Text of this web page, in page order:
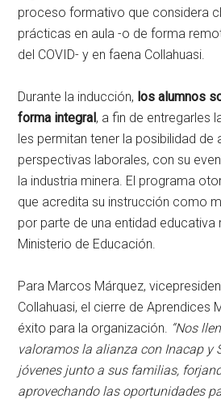
proceso formativo que considera
prácticas en aula -o de forma
del COVID- y en faena Collahuasi.
Durante la inducción, los alumnos
forma integral, a fin de entregarles
les permitan tener la posibilidad de
perspectivas laborales, con su
la industria minera. El programa
que acredita su instrucción como
por parte de una entidad
Ministerio de Educación.
Para Marcos Márquez,
Collahuasi, el cierre de Aprendices
éxito para la organización. “Nos
valoramos la alianza con Inacap y
jóvenes junto a sus familias,
aprovechando las oportunidades